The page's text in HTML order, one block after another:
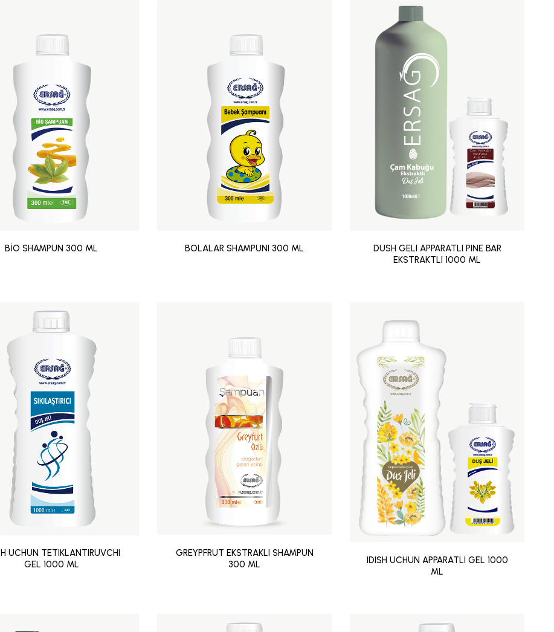
BİO SHAMPUN 300 ML BOLALAR SHAMPUNI 300 ML
DUSH GELI APPARATLI PINE BAR
EKSTRAKTLI 1000 ML
UCHUN TETIKLANTIRUVCHI
GEL 1000 ML
GREYPFRUT EKSTRAKLI SHAMPUN
300 ML
IDISH UCHUN APPARATLI GEL 1000
ML